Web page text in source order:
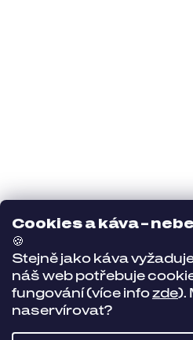
Cookies a káva –
🍪
Stejně jako káva
náš web potřebuje
fungování (více infozde).
naservírovat?